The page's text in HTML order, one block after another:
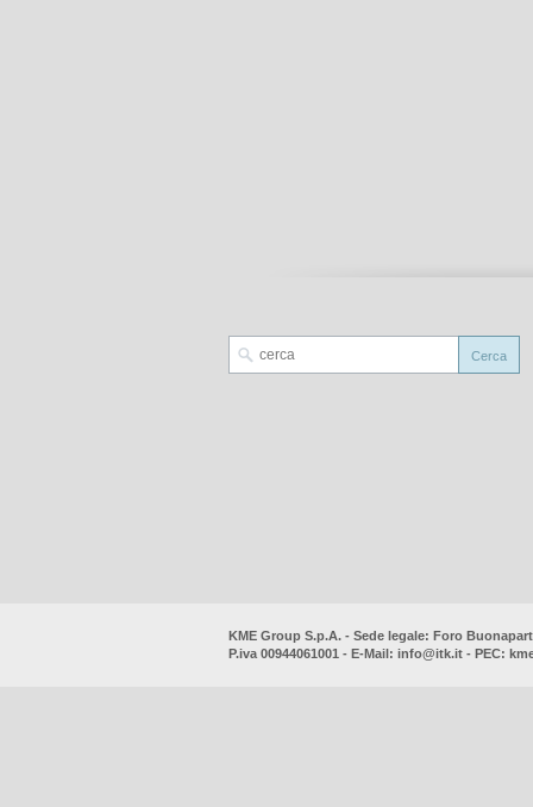
KME Group S.p.A. - Sede legale: Foro
P.iva 00944061001 - E-Mail: info@itk.it - PEC: